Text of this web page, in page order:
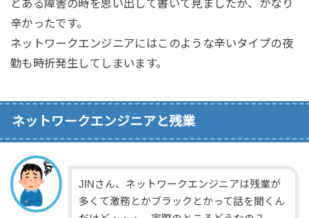
とある障害の時を思い出して書いて見ましたが、かなり
辛かったです。
ネットワークエンジニアにはこのような辛いタイプの夜
勤も時折発生してしまいます。
ネットワークエンジニアと残業
JINさん、ネットワークエンジニアは残業が
多くて激務とかブラックとかって話を聞くん